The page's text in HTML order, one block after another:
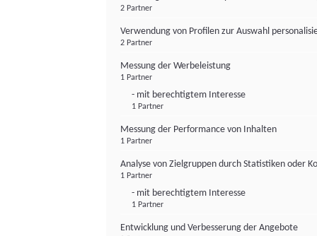
2 Partner
Verwendung von Profilen zur Auswahl
2 Partner
Messung der Werbeleistung
1 Partner
- mit berechtigtem Interesse
1 Partner
Messung der Performance von Inhalten
1 Partner
Analyse von Zielgruppen durch Statistiken oder
1 Partner
- mit berechtigtem Interesse
1 Partner
Entwicklung und Verbesserung der Angebote